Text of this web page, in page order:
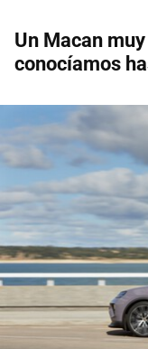
Un Macan
conocíamos